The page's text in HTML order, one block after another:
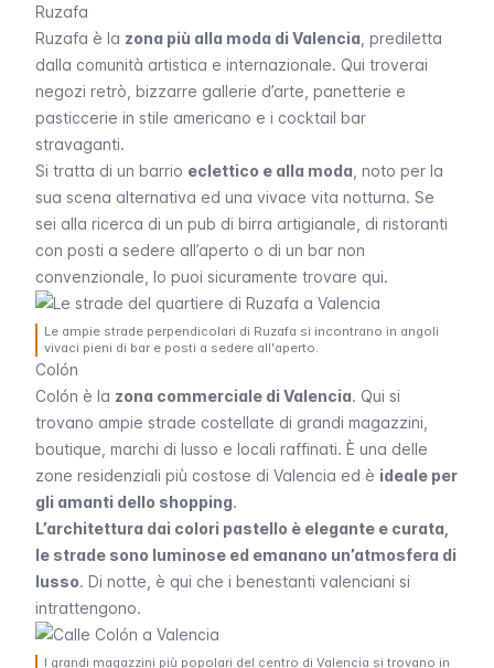
Ruzafa
Ruzafa è la zona più alla moda di Valencia , prediletta
dalla comunità artistica e internazionale. Qui troverai
negozi retrò, bizzarre gallerie d’arte, panetterie e
pasticcerie in stile americano e i cocktail bar
stravaganti.
Si tratta di un barrio eclettico e alla moda , noto per la
sua scena alternativa ed una vivace vita notturna. Se
sei alla ricerca di un pub di birra artigianale, di ristoranti
con posti a sedere all’aperto o di un bar non
convenzionale, lo puoi sicuramente trovare qui.
Le ampie strade perpendicolari di Ruzafa si incontrano in angoli
vivaci pieni di bar e posti a sedere all'aperto.
Colón
Colón è la zona commerciale di Valencia. Qui si
trovano ampie strade costellate di grandi magazzini,
boutique, marchi di lusso e locali raffinati. È una delle
zone residenziali più costose di Valencia ed è ideale per
gli amanti dello shopping.
L’architettura dai colori pastello è elegante e curata,
le strade sono luminose ed emanano un’atmosfera di
lusso. Di notte, è qui che i benestanti valenciani si
intrattengono.
I grandi magazzini più popolari del centro di Valencia si trovano in